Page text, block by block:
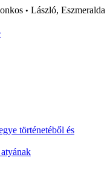
• László, Eszmeralda
történetéből és